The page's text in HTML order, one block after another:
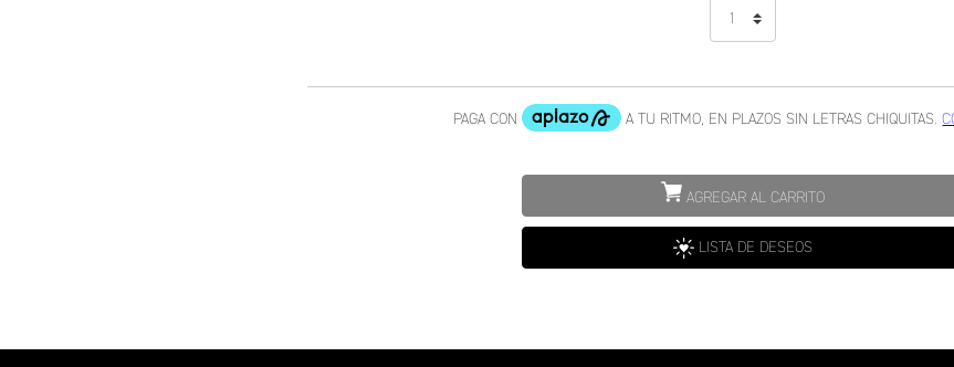
AGREGAR AL CARRITO
LISTA DE DESEOS